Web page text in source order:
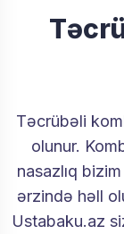
Təcrübəli
olunur.
nasazlıq
ərzində həll
Ustabaku.az